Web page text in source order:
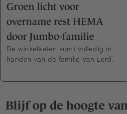
Groen licht voor
overname rest HEMA
door Jumbo-familie
De winkelketen komt volledig in
handen van de familie Van Eerd.
Blijf op de hoogte